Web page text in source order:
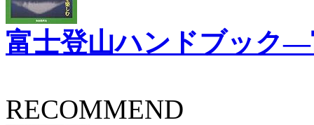
富士登山ハンドブック
RECOMMEND